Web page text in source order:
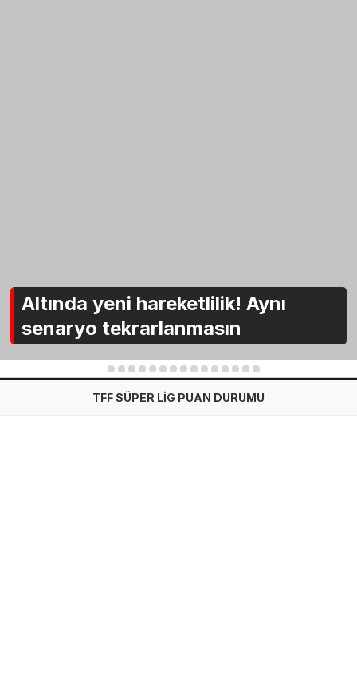
Altında yeni hareketlilik! Aynı
senaryo tekrarlanmasın
2 3 4 5 6 7 8 9 10 11 12 13 14 15
TFF SÜPER LİG PUAN DURUMU